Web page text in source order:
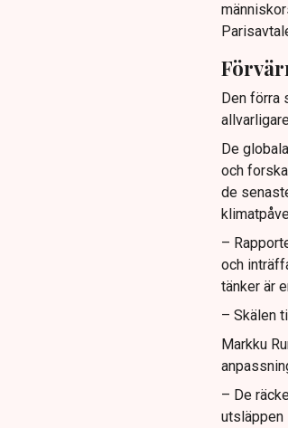
Den förra
De
och
de
–
och
tänker är
– Skälen
Markku
– De
utsläppen